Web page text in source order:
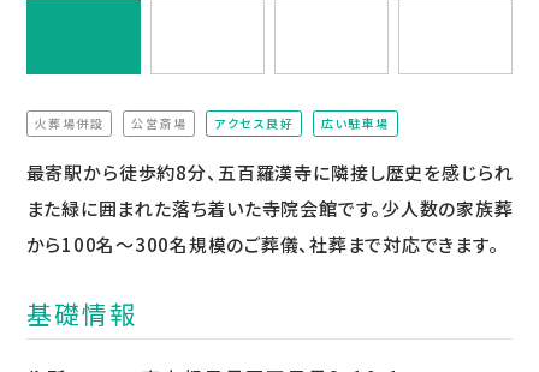
火葬場併設
（非該当）
公営斎場
（非該当）
アクセス良好 広い駐車場
最寄駅から徒歩約8分、五百羅漢寺に隣接し歴史を感じられ
また緑に囲まれた落ち着いた寺院会館です。少人数の家族葬
から100名〜300名規模のご葬儀、社葬まで対応できます。
基礎情報